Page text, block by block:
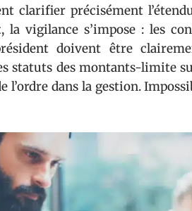
clarifier précisément
la vigilance s’impose : les
doivent être
statuts des montants-limite
l’ordre dans la gestion.